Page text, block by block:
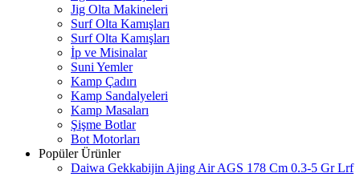
Jig Olta Makineleri
Surf Olta Kamışları
Surf Olta Kamışları
İp ve Misinalar
Suni Yemler
Kamp Çadırı
Kamp Sandalyeleri
Kamp Masaları
Şişme Botlar
Bot Motorları
Popüler Ürünler
Daiwa Gekkabijin Ajing Air AGS 178 Cm 0.3-5 Gr Lrf